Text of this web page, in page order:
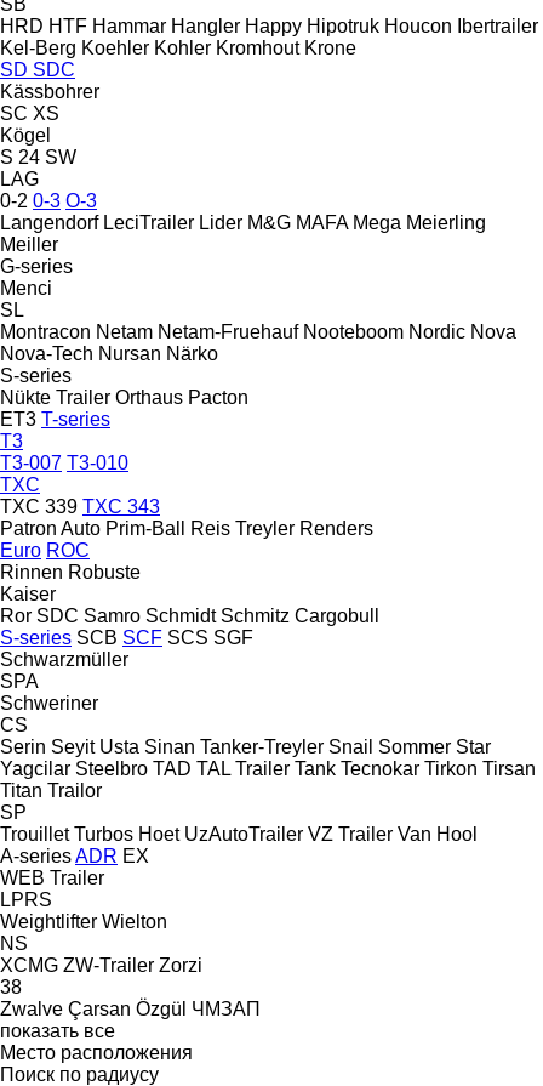
HRD HTF Hammar Hangler Happy Hipotruk Houcon
Ibertrailer
Kel-Berg Koehler Kohler Kromhout Krone
SD SDC
Kässbohrer
SC XS
Kögel
S 24 SW
LAG
0-2 0-3 O-3
Langendorf LeciTrailer Lider M&G MAFA Mega Meierling
Meiller
G-series
Menci
SL
Montracon Netam Netam-Fruehauf Nooteboom Nordic Nova
Nova-Tech Nursan Närko
S-series
Nükte Trailer Orthaus Pacton
ET3 T-series
T3
T3-007 T3-010
TXC
TXC 339 TXC 343
Patron Auto Prim-Ball Reis Treyler Renders
Euro ROC
Rinnen Robuste
Kaiser
Ror SDC Samro Schmidt Schmitz Cargobull
S-series SCB SCF SCS SGF
Schwarzmüller
SPA
Schweriner
CS
Serin Seyit Usta Sinan Tanker-Treyler Snail Sommer Star
Yagcilar Steelbro TAD TAL Trailer Tank Tecnokar Tirkon Tirsan
Titan Trailor
SP
Trouillet Turbos Hoet UzAutoTrailer VZ Trailer Van Hool
A-seriesADR EX
WEB Trailer
LPRS
Weightlifter Wielton
NS
XCMG ZW-Trailer Zorzi
38
Zwalve Çarsan Özgül ЧМЗАП
показать все
Место расположения
Поиск по радиусу